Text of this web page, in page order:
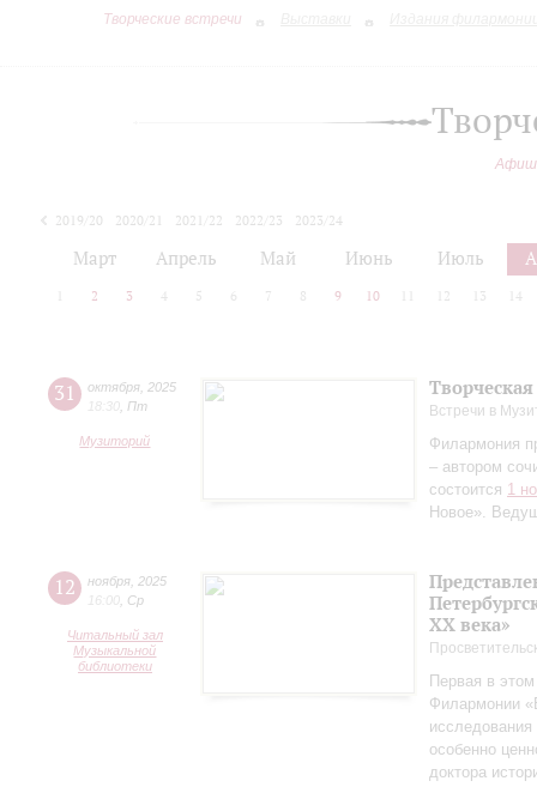
Творческие встречи
2019/20 2020/21 2021/22 2022/23
2023/24
Март Апрель Май Июнь Июль
2 3 4 5 6 7 8 9 10 12 13 14
31 октября 2025
18:30 Пт
Музиторий
Встречи в
Филармония
– автором
состоится 1
Новое».
12 ноября 2025
16:00 Ср
Читальный зал
Музыкальной
библиотеки
ХХ века»
Первая в
Филармонии
особенно
доктора